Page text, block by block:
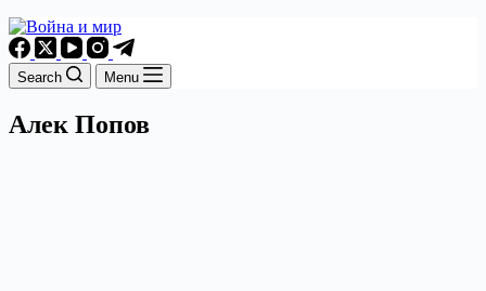
Search Menu
Алек Попов